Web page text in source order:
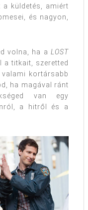
küldetés, amiért
és nagyon,
volna, ha aLOST
a titkait, szeretted
kortársabb
ha magával ránt
van egy
a hitről és a